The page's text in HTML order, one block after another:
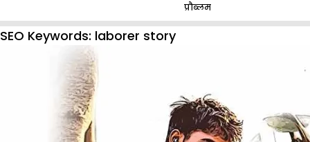
प्रौब्लम
SEO Keywords: laborer story